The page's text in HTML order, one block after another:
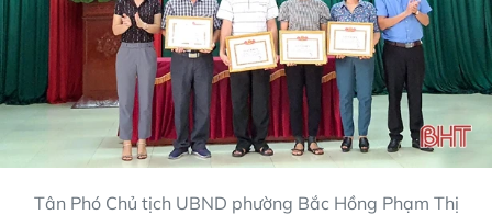
Tân Phó Chủ tịch UBND phường Bắc Hồng Phạm Thị